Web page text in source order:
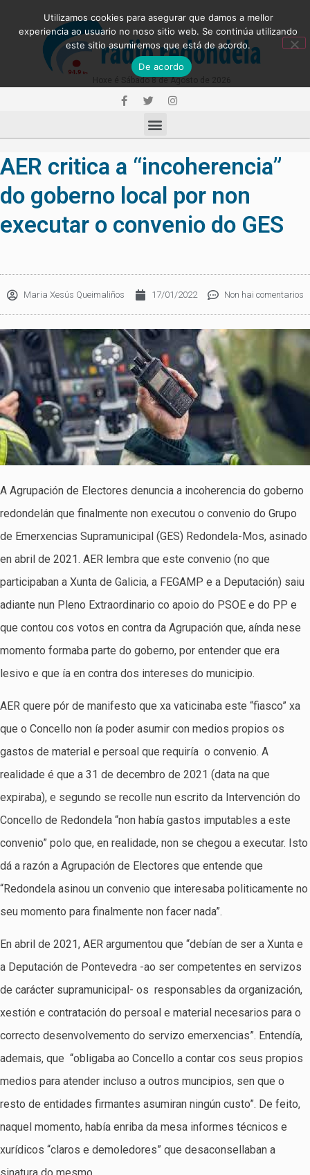
AER critica a “incoherencia”
do goberno local por non
executar o convenio do GES
Maria Xesús Queimaliños 17/01/2022 Non hai comentarios
A Agrupación de Electores denuncia a incoherencia do goberno
redondelán que finalmente non executou o convenio do Grupo
de Emerxencias Supramunicipal (GES) Redondela-Mos, asinado
en abril de 2021. AER lembra que este convenio (no que
participaban a Xunta de Galicia, a FEGAMP e a Deputación) saiu
adiante nun Pleno Extraordinario co apoio do PSOE e do PP e
que contou cos votos en contra da Agrupación que, aínda nese
momento formaba parte do goberno, por entender que era
lesivo e que ía en contra dos intereses do municipio.
AER quere pór de manifesto que xa vaticinaba este “fiasco” xa
que o Concello non ía poder asumir con medios propios os
gastos de material e persoal que requiría o convenio. A
realidade é que a 31 de decembro de 2021 (data na que
expiraba), e segundo se recolle nun escrito da Intervención do
Concello de Redondela “non había gastos imputables a este
convenio” polo que, en realidade, non se chegou a executar. Isto
dá a razón a Agrupación de Electores que entende que
“Redondela asinou un convenio que interesaba politicamente no
seu momento para finalmente non facer nada”.
En abril de 2021, AER argumentou que “debían de ser a Xunta e
a Deputación de Pontevedra -ao ser competentes en servizos
de carácter supramunicipal- os responsables da organización,
xestión e contratación do persoal e material necesarios para o
correcto desenvolvemento do servizo emerxencias”. Entendía,
ademais, que “obligaba ao Concello a contar cos seus propios
medios para atender incluso a outros muncipios, sen que o
resto de entidades firmantes asumiran ningún custo”. De feito,
naquel momento, había enriba da mesa informes técnicos e
xurídicos “claros e demoledores” que desaconsellaban a
Utilizamos cookies para asegurar que damos a mellor
experiencia ao usuario no noso sitio web. Se continúa utilizando
este sitio asumiremos que está de acordo.
De acordo